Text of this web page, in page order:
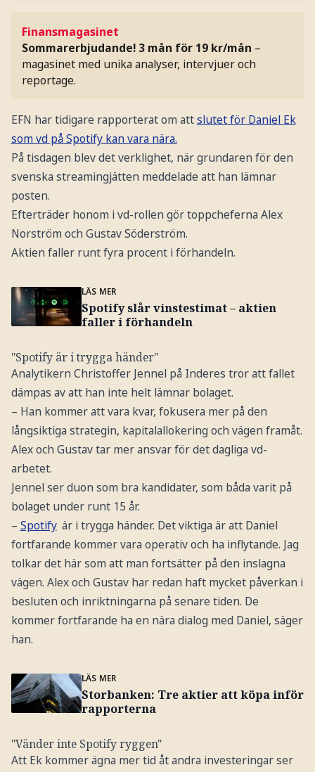
Finansmagasinet
Sommarerbjudande! 3 mån för 19 kr/mån –
magasinet med unika analyser, intervjuer och
reportage.
EFN har tidigare rapporterat om attslutet för Daniel Ek
som vd på Spotify kan vara nära.
På tisdagen blev det verklighet, när grundaren för den
svenska streamingjätten meddelade att han lämnar
posten.
Efterträder honom i vd-rollen gör toppcheferna Alex
Norström och Gustav Söderström.
Aktien faller runt fyra procent i förhandeln.
LÄS MER
Spotify slår vinstestimat – aktien
faller i förhandeln
"Spotify är i trygga händer"
Analytikern Christoffer Jennel på Inderes tror att fallet
dämpas av att han inte helt lämnar bolaget.
– Han kommer att vara kvar, fokusera mer på den
långsiktiga strategin, kapitalallokering och vägen framåt.
Alex och Gustav tar mer ansvar för det dagliga vd-
arbetet.
Jennel ser duon som bra kandidater, som båda varit på
bolaget under runt 15 år.
– Spotify är i trygga händer. Det viktiga är att Daniel
fortfarande kommer vara operativ och ha inflytande. Jag
tolkar det här som att man fortsätter på den inslagna
vägen. Alex och Gustav har redan haft mycket påverkan i
besluten och inriktningarna på senare tiden. De
kommer fortfarande ha en nära dialog med Daniel, säger
han.
LÄS MER
Storbanken: Tre aktier att köpa inför
rapporterna
"Vänder inte Spotify ryggen"
Att Ek kommer ägna mer tid åt andra investeringar ser